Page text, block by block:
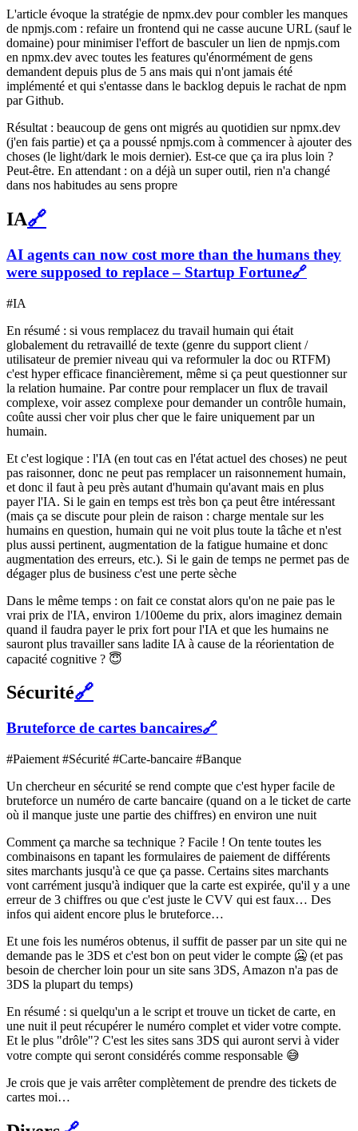
L'article évoque la stratégie de npmx.dev pour combler les manques
de npmjs.com : refaire un frontend qui ne casse aucune URL (sauf le
domaine) pour minimiser l'effort de basculer un lien de npmjs.com
en npmx.dev avec toutes les features qu'énormément de gens
demandent depuis plus de 5 ans mais qui n'ont jamais été
implémenté et qui s'entasse dans le backlog depuis le rachat de npm
par Github.
Résultat : beaucoup de gens ont migrés au quotidien sur npmx.dev
(j'en fais partie) et ça a poussé npmjs.com à commencer à ajouter des
choses (le light/dark le mois dernier). Est-ce que ça ira plus loin ?
Peut-être. En attendant : on a déjà un super outil, rien n'a changé
dans nos habitudes au sens propre
IA🔗
AI agents can now cost more than the humans they
were supposed to replace – Startup Fortune🔗
#IA
En résumé : si vous remplacez du travail humain qui était
globalement du retravaillé de texte (genre du support client /
utilisateur de premier niveau qui va reformuler la doc ou RTFM)
c'est hyper efficace financièrement, même si ça peut questionner sur
la relation humaine. Par contre pour remplacer un flux de travail
complexe, voir assez complexe pour demander un contrôle humain,
coûte aussi cher voir plus cher que le faire uniquement par un
humain.
Et c'est logique : l'IA (en tout cas en l'état actuel des choses) ne peut
pas raisonner, donc ne peut pas remplacer un raisonnement humain,
et donc il faut à peu près autant d'humain qu'avant mais en plus
payer l'IA. Si le gain en temps est très bon ça peut être intéressant
(mais ça se discute pour plein de raison : charge mentale sur les
humains en question, humain qui ne voit plus toute la tâche et n'est
plus aussi pertinent, augmentation de la fatigue humaine et donc
augmentation des erreurs, etc.). Si le gain de temps ne permet pas de
dégager plus de business c'est une perte sèche
Dans le même temps : on fait ce constat alors qu'on ne paie pas le
vrai prix de l'IA, environ 1/100eme du prix, alors imaginez demain
quand il faudra payer le prix fort pour l'IA et que les humains ne
sauront plus travailler sans ladite IA à cause de la réorientation de
capacité cognitive ? 😇
Sécurité🔗
Bruteforce de cartes bancaires🔗
#Paiement #Sécurité #Carte-bancaire #Banque
Un chercheur en sécurité se rend compte que c'est hyper facile de
bruteforce un numéro de carte bancaire (quand on a le ticket de carte
où il manque juste une partie des chiffres) en environ une nuit
Comment ça marche sa technique ? Facile ! On tente toutes les
combinaisons en tapant les formulaires de paiement de différents
sites marchants jusqu'à ce que ça passe. Certains sites marchants
vont carrément jusqu'à indiquer que la carte est expirée, qu'il y a une
erreur de 3 chiffres ou que c'est juste le CVV qui est faux… Des
infos qui aident encore plus le bruteforce…
Et une fois les numéros obtenus, il suffit de passer par un site qui ne
demande pas le 3DS et c'est bon on peut vider le compte 🥶 (et pas
besoin de chercher loin pour un site sans 3DS, Amazon n'a pas de
3DS la plupart du temps)
En résumé : si quelqu'un a le script et trouve un ticket de carte, en
une nuit il peut récupérer le numéro complet et vider votre compte.
Et le plus "drôle"? C'est les sites sans 3DS qui auront servi à vider
votre compte qui seront considérés comme responsable 😅
Je crois que je vais arrêter complètement de prendre des tickets de
cartes moi…